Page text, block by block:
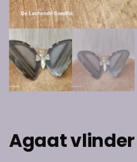
Agaat vlinder